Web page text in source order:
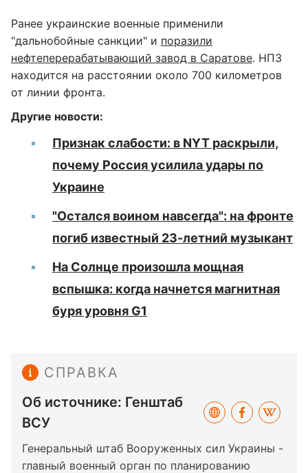
Ранее украинские военные применили
"дальнобойные санкции" и поразили
нефтеперерабатывающий завод в Саратове. НПЗ
находится на расстоянии около 700 километров
от линии фронта.
Другие новости:
Признак слабости: в NYT раскрыли,
почему Россия усилила удары по
Украине
"Остался воином навсегда": на фронте
погиб известный 23-летний музыкант
На Солнце произошла мощная
вспышка: когда начнется магнитная
буря уровня G1
СПРАВКА
Об источнике: Генштаб
ВСУ
Генеральный штаб Вооруженных сил Украины -
главный военный орган по планированию